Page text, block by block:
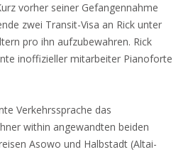
vorher seiner Gefangennahme
zwei Transit-Visa an Rick unter
pro ihn aufzubewahren. Rick
inoffizieller mitarbeiter Pianoforte
Verkehrssprache das
within angewandten beiden
Asowo und Halbstadt (Altai-